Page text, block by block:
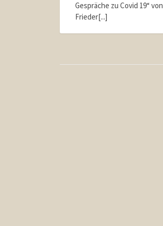
Gespräche zu Covid 19“ von
Frieder[...]